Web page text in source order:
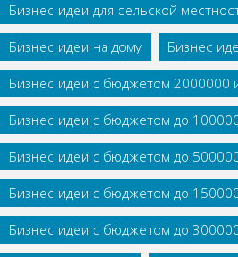
Бизнес идеи для сельской
Бизнес идеи на дому
Бизнес
Бизнес идеи с бюджетом 2000000
Бизнес идеи с бюджетом до
Бизнес идеи с бюджетом до
Бизнес идеи с бюджетом до
Бизнес идеи с бюджетом до